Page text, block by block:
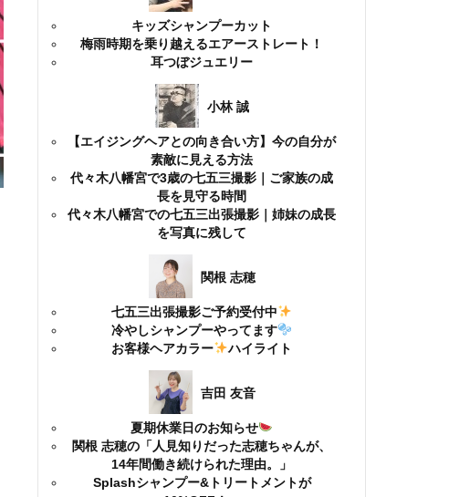
キッズシャンプーカット
梅雨時期を乗り越えるエアーストレート！
耳つぼジュエリー
小林 誠
【エイジングヘアとの向き合い方】今の自分が
素敵に見える方法
代々木八幡宮で3歳の七五三撮影｜ご家族の成
長を見守る時間
代々木八幡宮での七五三出張撮影｜姉妹の成長
を写真に残して
関根 志穂
七五三出張撮影ご予約受付中
冷やしシャンプーやってます
お客様ヘアカラー
ハイライト
吉田 友音
夏期休業日のお知らせ
関根 志穂の「人見知りだった志穂ちゃんが、
14年間働き続けられた理由。」
Splashシャンプー&トリートメントが